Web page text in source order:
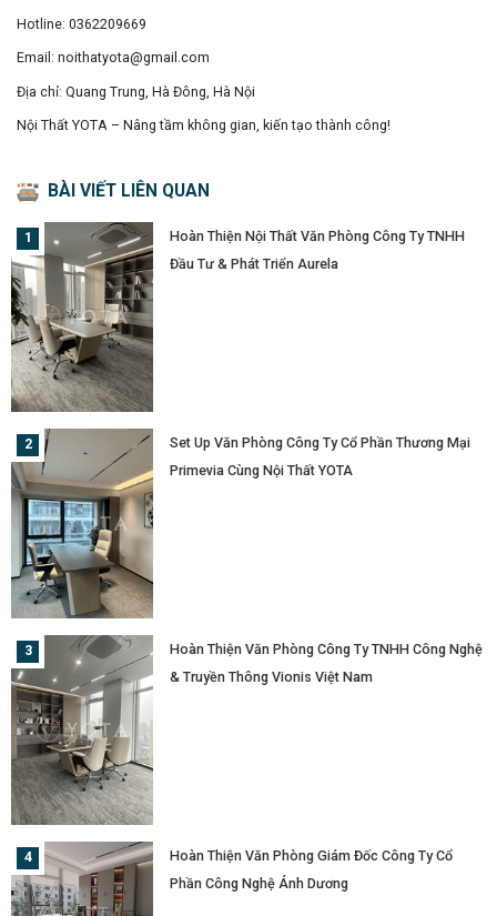
Hotline: 0362209669
Email : noithatyota@gmail.com
Địa chỉ: Quang Trung, Hà Đông, Hà Nội
Nội Thất YOTA – Nâng tầm không gian, kiến tạo thành công!
BÀI VIẾT LIÊN QUAN
Hoàn Thiện Nội Thất Văn Phòng Công Ty TNHH
Đầu Tư & Phát Triển Aurela
Set Up Văn Phòng Công Ty Cổ Phần Thương Mại
Primevia Cùng Nội Thất YOTA
Hoàn Thiện Văn Phòng Công Ty TNHH Công Nghệ
& Truyền Thông Vionis Việt Nam
Hoàn Thiện Văn Phòng Giám Đốc Công Ty Cổ
Phần Công Nghệ Ánh Dương